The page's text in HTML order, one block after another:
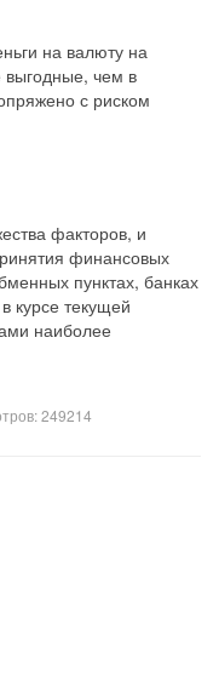
на валюту на
выгодные, чем в
с риском
факторов, и
финансовых
пунктах, банках
курсе текущей
наиболее
249214